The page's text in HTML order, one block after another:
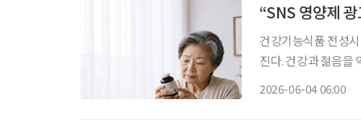
“SNS 영양제
건강기능식품 전성
진다. 건강과 젊음을
2026-06-04 06:00